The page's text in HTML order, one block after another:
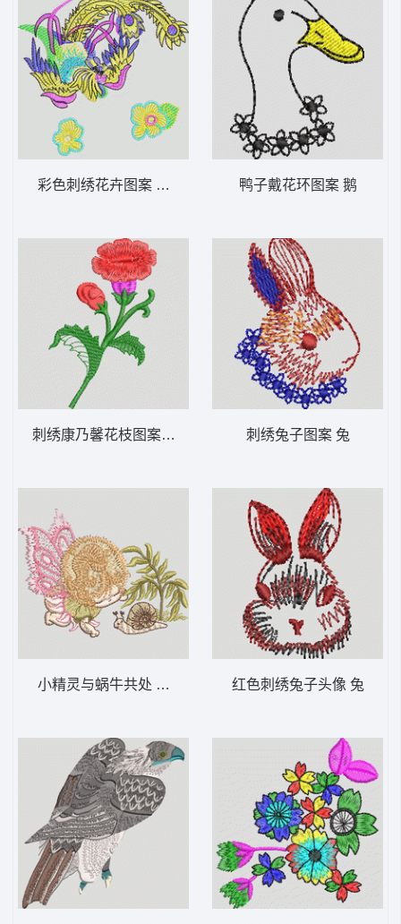
彩色刺绣花卉图案 凤凰
刺绣康乃馨花枝图案 靓花
小精灵与蜗牛共处 蝴蝶 童 小蜗牛
鸭子戴花环图案 鹅
刺绣兔子图案 兔
红色刺绣兔子头像 兔